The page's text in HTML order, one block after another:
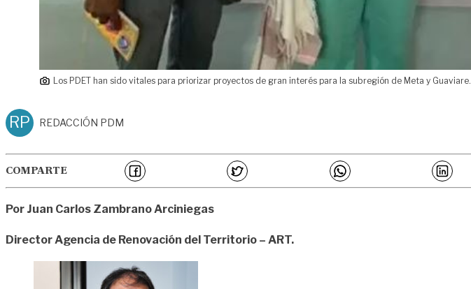
Los PDET han sido vitales para priorizar proyectos de gran interés para la subregión de Meta y Guaviare.
RP REDACCIÓN PDM
COMPARTE
Por Juan Carlos Zambrano Arciniegas
Director Agencia de Renovación del Territorio – ART.